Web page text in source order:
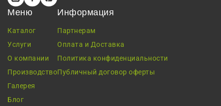
Меню
Каталог
Услуги
О компании
Производство
Галерея
Блог
Информация
Партнерам
Оплата и Доставка
Политика конфиденциальности
Публичный договор оферты